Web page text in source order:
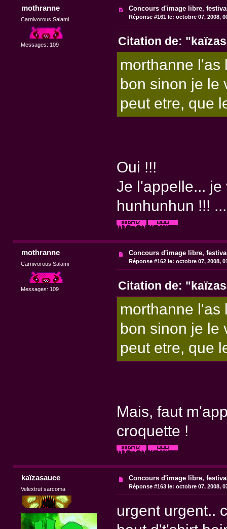
mothranne
Carnivorous Salami
Messages: 109
Concours d'image libre,
Réponse #161 le: octobre 07, 2008,
Citation de:
morthanne l'as
bon sinon je le
peut etre, que
Oui !!!
Je l'appelle... je
hunhunhun !!!
mothranne
Carnivorous Salami
Messages: 109
Concours d'image libre,
Réponse #162 le: octobre 07, 2008,
Citation de:
morthanne l'as
bon sinon je le
peut etre, que
Mais, faut
croquette !
kaïzasauce
Velextrut sarcoma
Concours d'image libre,
Réponse #163 le: octobre 07, 2008,
urgent urgent..